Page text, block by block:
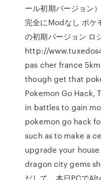
ール初期バージョン
完全にModなし ポケ
の初期バージョン ロ
http://
pas cher france
though get that
Pokemon Go Hack,
in battles to gain
pokemon go hack
such as to make a
upgrade your
dragon city gems
だして、本日PCで